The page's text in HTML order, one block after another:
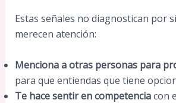
Estas señales no diagnostican por
merecen atención:
Menciona a otras personas para
para que entiendas que tiene
Te hace sentir en competenciacon